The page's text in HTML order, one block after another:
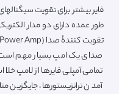
فایر بیشتر برای تقویت
صدای یک امپ بسیار مهم
تمامی آمپلی فایرها از لامپ
آمدن ترانزیستورها، جایگزین